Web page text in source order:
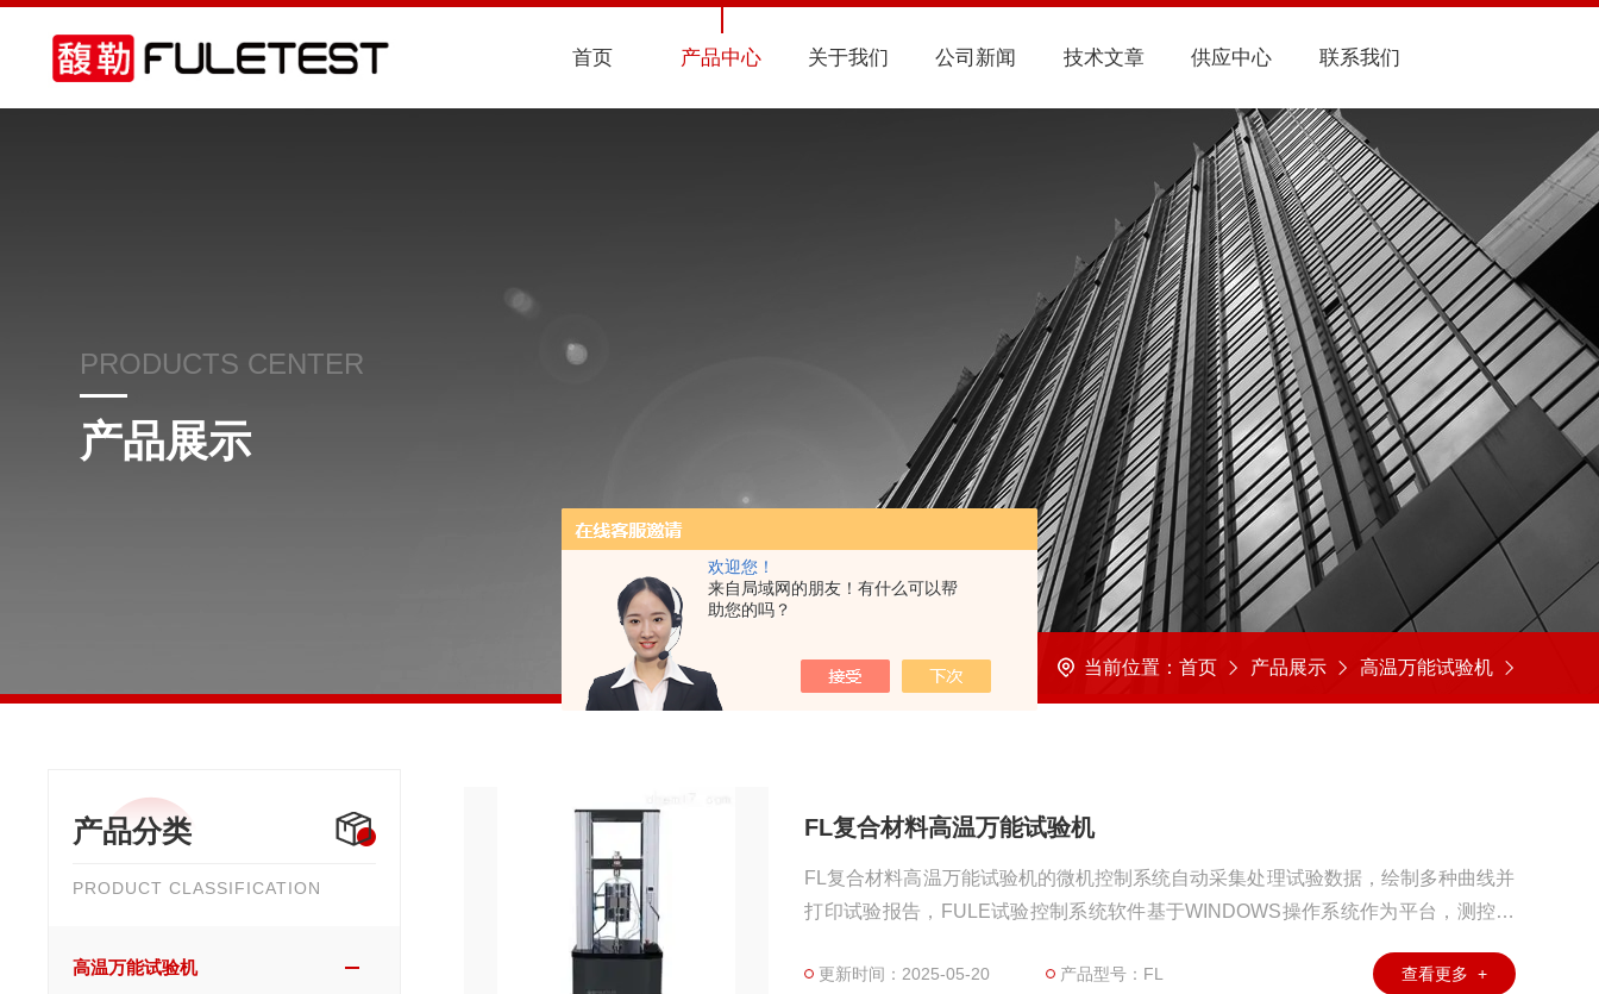
欢迎您！
来自局域网的朋友！有什么可以帮
助您的吗？
首页 产品中心 关于我们 公司新闻 技术文章 供应中心 联系我们
PRODUCTS CENTER
产品展示
当前位置： 首页 产品展示 高温万能试验机
产品分类
PRODUCT CLASSIFICATION
高温万能试验机
FL复合材料高温万能试验机
FL复合材料高温万能试验机的微机控制系统自动采集处理试验数据，绘制多种曲线并
打印试验报告，FULE试验控制系统软件基于WINDOWS操作系统作为平台，测控精
可按用户要求扩展功能。
更新时间：2025-05-20 产品型号：FL 查看更多 +